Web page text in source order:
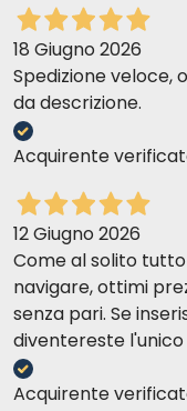
18 Giugno 2026
Spedizione veloce,
da descrizione.
Acquirente
12 Giugno 2026
Come al solito
navigare, ottimi
senza pari. Se
diventereste
Acquirente